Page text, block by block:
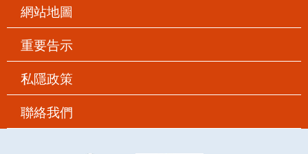
網站地圖
重要告示
私隱政策
聯絡我們